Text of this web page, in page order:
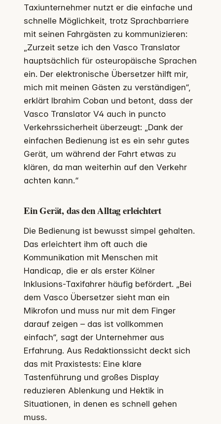
Taxiunternehmer nutzt er die einfache und
schnelle Möglichkeit, trotz Sprachbarriere
mit seinen Fahrgästen zu kommunizieren:
„Zurzeit setze ich den Vasco Translator
hauptsächlich für osteuropäische Sprachen
ein. Der elektronische Übersetzer hilft mir,
mich mit meinen Gästen zu verständigen“,
erklärt Ibrahim Coban und betont, dass der
Vasco Translator V4 auch in puncto
Verkehrssicherheit überzeugt: „Dank der
einfachen Bedienung ist es ein sehr gutes
Gerät, um während der Fahrt etwas zu
klären, da man weiterhin auf den Verkehr
achten kann.“
Ein Gerät, das den Alltag erleichtert
Die Bedienung ist bewusst simpel gehalten.
Das erleichtert ihm oft auch die
Kommunikation mit Menschen mit
Handicap, die er als erster Kölner
Inklusions-Taxifahrer häufig befördert. „Bei
dem Vasco Übersetzer sieht man ein
Mikrofon und muss nur mit dem Finger
darauf zeigen – das ist vollkommen
einfach“, sagt der Unternehmer aus
Erfahrung. Aus Redaktionssicht deckt sich
das mit Praxistests: Eine klare
Tastenführung und großes Display
reduzieren Ablenkung und Hektik in
Situationen, in denen es schnell gehen
muss.